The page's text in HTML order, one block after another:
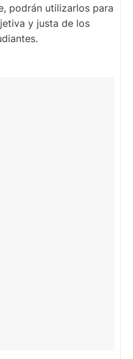
podrán utilizarlos para
y justa de los